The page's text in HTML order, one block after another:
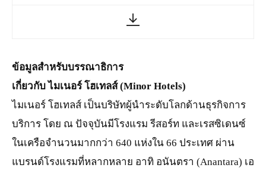
ข้อมูลสำหรับบรรณาธิการ
เกี่ยวกับ ไมเนอร์ โฮเทลส์ (Minor Hotels)
ไมเนอร์ โฮเทลส์ เป็นบริษัทผู้นำระดับโลกด้านธุรกิจการ
บริการ โดย ณ ปัจจุบันมีโรงแรม รีสอร์ท และเรสซิเดนซ์
ในเครือจำนวนมากกว่า 640 แห่งใน 66 ประเทศ ผ่าน
แบรนด์โรงแรมที่หลากหลาย อาทิ อนันตรา (Anantara) เอ